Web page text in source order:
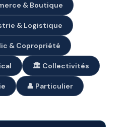
& Boutique
& Logistique
& Copropriété
🏛️ Collectivités
👤 Particulier